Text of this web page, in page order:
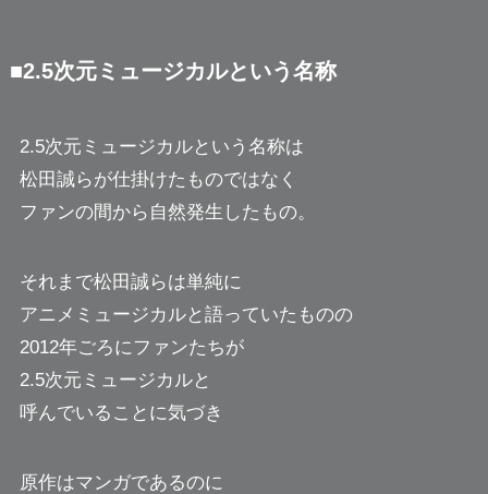
■2.5次元ミュージカルという名称
2.5次元ミュージカルという名称は
松田誠らが仕掛けたものではなく
ファンの間から自然発生したもの。
それまで松田誠らは単純に
アニメミュージカルと語っていたものの
2012年ごろにファンたちが
2.5次元ミュージカルと
呼んでいることに気づき
原作はマンガであるのに